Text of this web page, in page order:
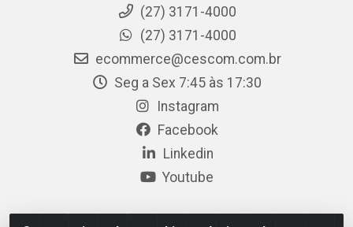
(27) 3171-4000
(27) 3171-4000
ecommerce@cescom.com.br
Seg a Sex 7:45 às 17:30
Instagram
Facebook
Linkedin
Youtube